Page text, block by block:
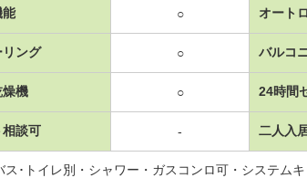
能 ○ オート
リング ○ バルコ
燥機 ○ 24時間
談可 - 二人入
ス･トイレ別・シャワー・ガスコンロ可・システム